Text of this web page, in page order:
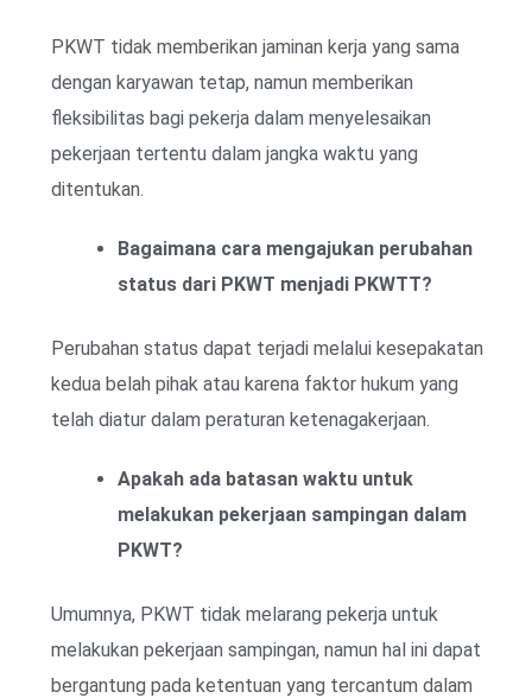
PKWT tidak memberikan jaminan kerja yang sama
dengan karyawan tetap, namun memberikan
fleksibilitas bagi pekerja dalam menyelesaikan
pekerjaan tertentu dalam jangka waktu yang
ditentukan.
Bagaimana cara mengajukan perubahan
status dari PKWT menjadi PKWTT?
Perubahan status dapat terjadi melalui kesepakatan
kedua belah pihak atau karena faktor hukum yang
telah diatur dalam peraturan ketenagakerjaan.
Apakah ada batasan waktu untuk
melakukan pekerjaan sampingan dalam
PKWT?
Umumnya, PKWT tidak melarang pekerja untuk
melakukan pekerjaan sampingan, namun hal ini dapat
bergantung pada ketentuan yang tercantum dalam